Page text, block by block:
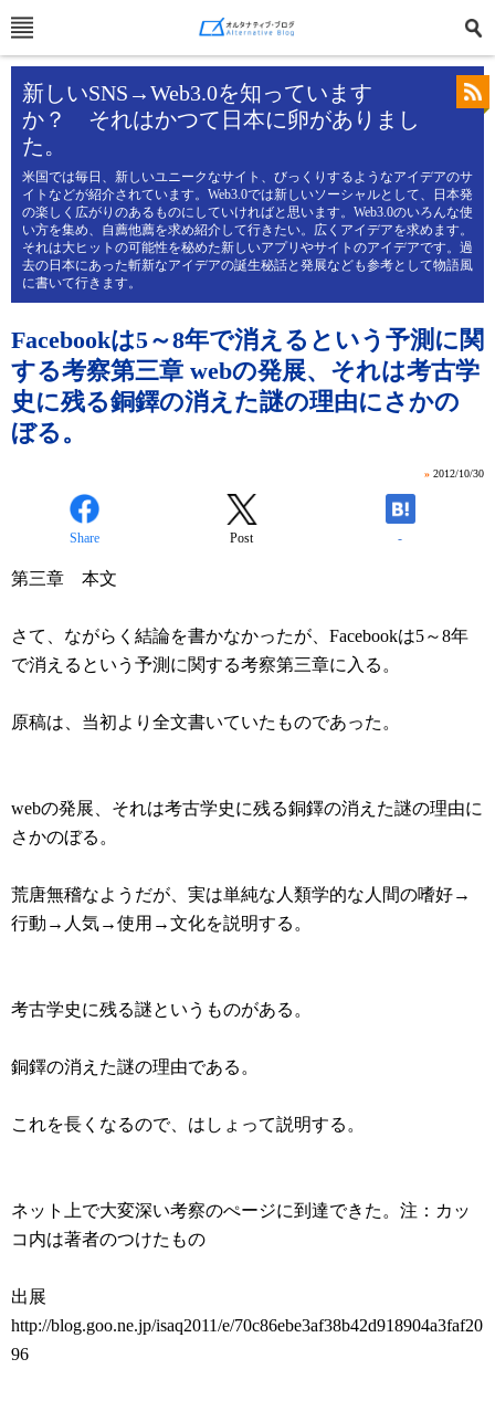
新しいSNS→Web3.0を知っています
か？ それはかつて日本に卵がありまし
た。
米国では毎日、新しいユニークなサイト、びっくりするようなアイデアのサ
イトなどが紹介されています。Web3.0では新しいソーシャルとして、日本発
の楽しく広がりのあるものにしていければと思います。Web3.0のいろんな使
い方を集め、自薦他薦を求め紹介して行きたい。広くアイデアを求めます。
それは大ヒットの可能性を秘めた新しいアプリやサイトのアイデアです。過
去の日本にあった斬新なアイデアの誕生秘話と発展なども参考として物語風
に書いて行きます。
Facebookは5～8年で消えるという予測に関
する考察第三章 webの発展、それは考古学
史に残る銅鐸の消えた謎の理由にさかの
ぼる。
» 2012/10/30
Share Post -
第三章 本文
さて、ながらく結論を書かなかったが、Facebookは5～8年
で消えるという予測に関する考察第三章に入る。
原稿は、当初より全文書いていたものであった。
webの発展、それは考古学史に残る銅鐸の消えた謎の理由に
さかのぼる。
荒唐無稽なようだが、実は単純な人類学的な人間の嗜好→
行動→人気→使用→文化を説明する。
考古学史に残る謎というものがある。
銅鐸の消えた謎の理由である。
これを長くなるので、はしょって説明する。
ネット上で大変深い考察のぺージに到達できた。注：カッ
コ内は著者のつけたもの
出展
http://blog.goo.ne.jp/isaq2011/e/70c86ebe3af38b42d918904a3faf20
96